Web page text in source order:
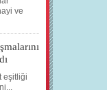
ve
eşitliği